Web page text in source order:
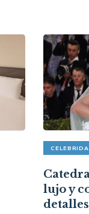
lujo y